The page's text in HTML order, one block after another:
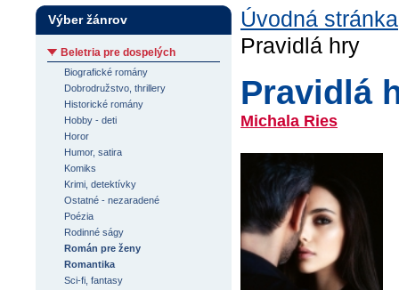
Úvodná stránka
Pravidlá hry
Pravidlá
Michala Ries
Výber žánrov
Beletria pre dospelých
Biografické romány
Dobrodružstvo, thrillery
Historické romány
Hobby - deti
Horor
Humor, satira
Komiks
Krimi, detektívky
Ostatné - nezaradené
Poézia
Rodinné ságy
Román pre ženy
Romantika
Sci-fi, fantasy